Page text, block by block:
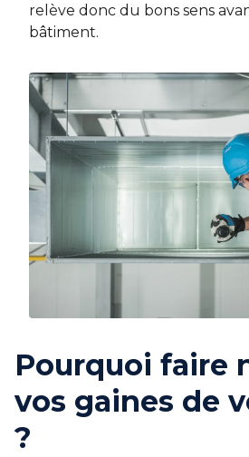
relève donc du bons sens
bâtiment.
Pourquoi faire
vos gaines de
?